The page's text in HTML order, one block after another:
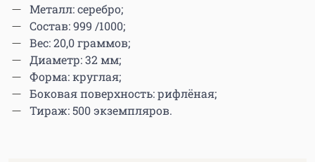
Металл: серебро;
Состав: 999 /1000;
Вес: 20,0 граммов;
Диаметр: 32 мм;
Форма: круглая;
Боковая поверхность: рифлёная;
Тираж: 500 экземпляров.